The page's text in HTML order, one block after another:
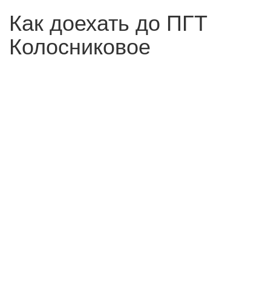
Как доехать до ПГТ
Колосниковое